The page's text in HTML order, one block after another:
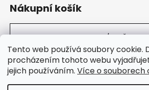
Tento web používá soubory cookie.
procházením tohoto webu
jejich používáním. Více o souborech
Nákupní košík
0KS /0 KČ